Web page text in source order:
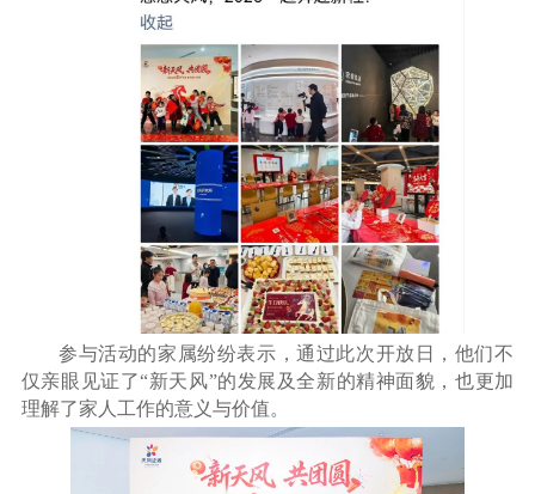
参与活动的家属纷纷表示，通过此次开放日，他们不
仅亲眼见证了“新天风”的发展及全新的精神面貌，也更加
理解了家人工作的意义与价值。